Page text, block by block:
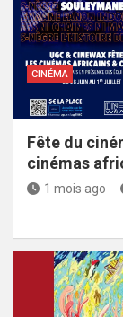
CINÉMA
Fête du
cinémas
1 mois ago